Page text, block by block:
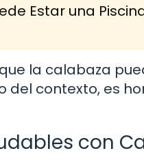
Estar una
la calabaza
del contexto, es
con